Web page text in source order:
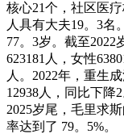
核心21个，社区医
人具有大夫19。3名
77。3岁。截至2022
623181人，女性
人。2022年，重生
12938人，同比下降
2025岁尾，毛里求
率达到了 79。5%